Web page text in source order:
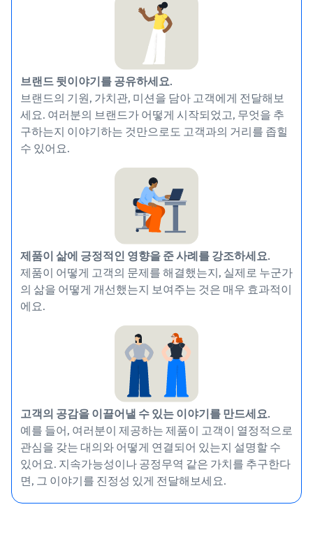
브랜드 뒷이야기를 공유하세요.
브랜드의 기원, 가치관, 미션을 담아 고객에게 전달해보
세요. 여러분의 브랜드가 어떻게 시작되었고, 무엇을 추
구하는지 이야기하는 것만으로도 고객과의 거리를 좁힐
수 있어요.
제품이 삶에 긍정적인 영향을 준 사례를 강조하세요.
제품이 어떻게 고객의 문제를 해결했는지, 실제로 누군가
의 삶을 어떻게 개선했는지 보여주는 것은 매우 효과적이
에요.
고객의 공감을 이끌어낼 수 있는 이야기를 만드세요.
예를 들어, 여러분이 제공하는 제품이 고객이 열정적으로
관심을 갖는 대의와 어떻게 연결되어 있는지 설명할 수
있어요. 지속가능성이나 공정무역 같은 가치를 추구한다
면, 그 이야기를 진정성 있게 전달해보세요.